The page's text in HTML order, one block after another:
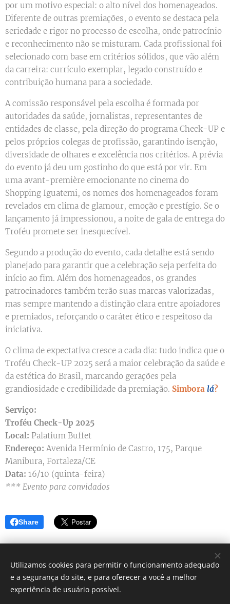
por um motivo especial: o alto nível dos homenageados.
Diferente de outras premiações, o evento se destaca pela
seriedade e rigor no processo de escolha, onde patrocínio
e reconhecimento não se misturam. Cada profissional foi
selecionado com base em critérios sólidos, que vão além
da carreira: currículo exemplar, legado construído e
contribuição humana para a sociedade.
A comissão responsável pela escolha é formada por
autoridades da saúde, jornalistas, representantes de
entidades de classe, pela direção do programa Check-UP e
pelos próprios colegas de profissão, garantindo isenção,
diversidade de olhares e excelência nos critérios. A prévia
do evento já deu um gostinho do que está por vir. Em
uma avant-première emocionante no cinema do
Shopping Iguatemi, os nomes dos homenageados foram
revelados em clima de glamour, emoção e prestígio. Se o
lançamento já impressionou, a noite de gala de entrega do
Troféu promete ser inesquecível.
Segundo a produção do evento, cada detalhe está sendo
planejado para garantir que a celebração seja perfeita do
início ao fim. Além dos homenageados, os grandes
patrocinadores também terão suas marcas valorizadas,
mas sempre mantendo a distinção clara entre apoiadores
e premiados, reforçando o caráter ético e respeitoso da
iniciativa.
O clima de expectativa cresce a cada dia: tudo indica que o
Troféu Check-UP 2025 será a maior celebração da saúde e
da estética do Brasil, marcando gerações pela
grandiosidade e credibilidade da premiação. Simbora lá?
Serviço:
Troféu Check-Up 2025
Local: Palatium Buffet
Endereço: Avenida Hermínio de Castro, 175, Parque
Manibura, Fortaleza/CE
Data: 16/10 (quinta-feira)
*** Evento para convidados
Share
Simbora lá? - Blog de dicas
Utilizamos cookies para permitir o funcionamento adequado
e a segurança do site, e para oferecer a você a melhor
experiência de usuário possível.